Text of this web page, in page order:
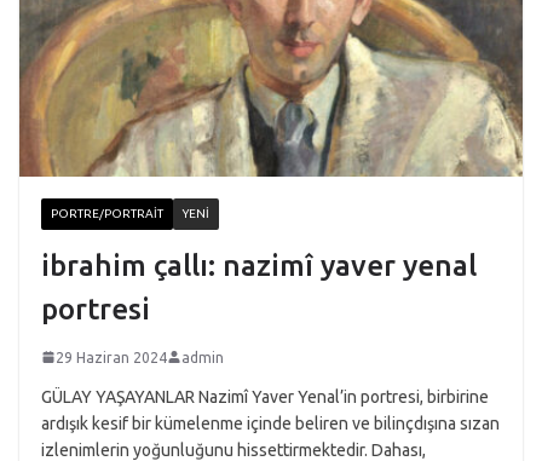
PORTRE/PORTRAIT YENI
ibrahim çallı: nazimî yaver yenal
portresi
29 Haziran 2024 admin
GÜLAY YAŞAYANLAR Nazimî Yaver Yenal’in portresi, birbirine
ardışık kesif bir kümelenme içinde beliren ve bilinçdışına sızan
izlenimlerin yoğunluğunu hissettirmektedir. Dahası,